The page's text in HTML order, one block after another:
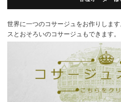
世界に一つのコサージュをお作りしま
スとおそろいのコサージュもできます。